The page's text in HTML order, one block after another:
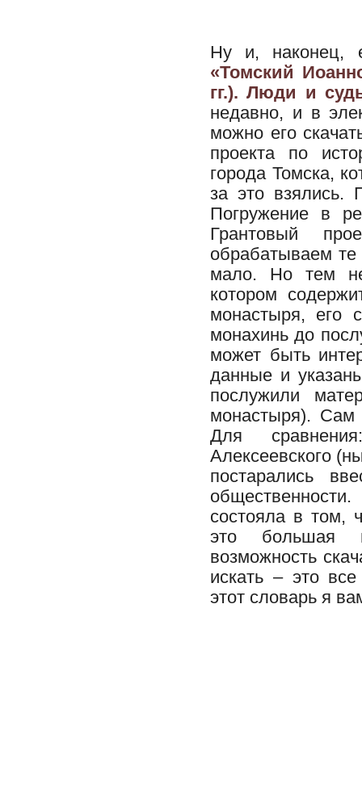
Ну и, наконец,
«Томский
гг.). Люди и
недавно, и в
можно его
проекта по
города Томска,
за это взялись.
Погружение в
Грантовый
обрабатываем те
мало. Но тем не
котором
монастыря, его
монахинь до
может быть
данные и
послужили
монастыря). Сам
Для
Алексеевского
постарались
состояла в том,
это большая
возможность
искать – это
этот словарь я